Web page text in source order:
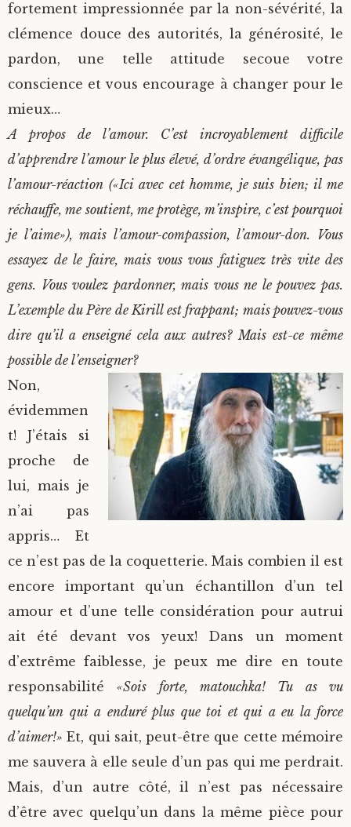
fortement impressionnée par la non-sévérité, la
clémence douce des autorités, la générosité, le
pardon, une telle attitude secoue votre
conscience et vous encourage à changer pour le
mieux…
A propos de l’amour. C’est incroyablement difficile
d’apprendre l’amour le plus élevé, d’ordre évangélique, pas
l’amour-réaction («Ici avec cet homme, je suis bien; il me
réchauffe, me soutient, me protège, m’inspire, c’est pourquoi
je l’aime»), mais l’amour-compassion, l’amour-don. Vous
essayez de le faire, mais vous vous fatiguez très vite des
gens. Vous voulez pardonner, mais vous ne le pouvez pas.
L’exemple du Père de Kirill est frappant; mais pouvez-vous
dire qu’il a enseigné cela aux autres? Mais est-ce même
possible de l’enseigner?
Non,
évidemmen
t! J’étais si
proche de
lui, mais je
n’ai pas
appris… Et
ce n’est pas de la coquetterie. Mais combien il est
encore important qu’un échantillon d’un tel
amour et d’une telle considération pour autrui
ait été devant vos yeux! Dans un moment
d’extrême faiblesse, je peux me dire en toute
responsabilité«Sois forte, matouchka! Tu as vu
quelqu’un qui a enduré plus que toi et qui a eu la force
d’aimer!» Et, qui sait, peut-être que cette mémoire
me sauvera à elle seule d’un pas qui me perdrait.
Mais, d’un autre côté, il n’est pas nécessaire
d’être avec quelqu’un dans la même pièce pour